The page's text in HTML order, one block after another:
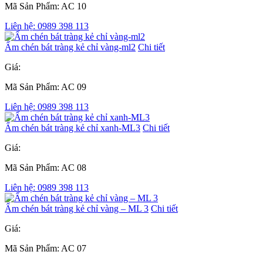
Mã Sản Phẩm: AC 10
Liên hệ: 0989 398 113
Ấm chén bát tràng kẻ chỉ vàng-ml2 Chi tiết
Giá:
Mã Sản Phẩm: AC 09
Liên hệ: 0989 398 113
Ấm chén bát tràng kẻ chỉ xanh-ML3 Chi tiết
Giá:
Mã Sản Phẩm: AC 08
Liên hệ: 0989 398 113
Ấm chén bát tràng kẻ chỉ vàng – ML 3 Chi tiết
Giá:
Mã Sản Phẩm: AC 07